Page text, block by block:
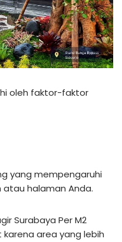
oleh faktor-faktor
yang mempengaruhi
halaman Anda.
Surabaya Per M2
area yang lebih